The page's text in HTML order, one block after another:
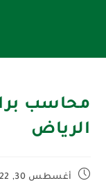
الرياض
أغسطس 30, 2022